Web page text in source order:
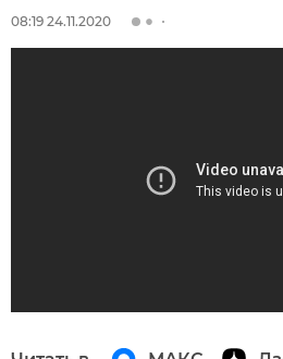
08:19 24.11.2020